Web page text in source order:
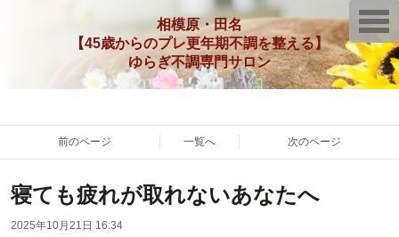
相模原・田名
【45歳からのプレ更年期不調を整える】
ゆらぎ不調専門サロン
前のページ 一覧へ 次のページ
寝ても疲れが取れないあなたへ
2025年10月21日 16:34
T
o
g
g
e
v
a